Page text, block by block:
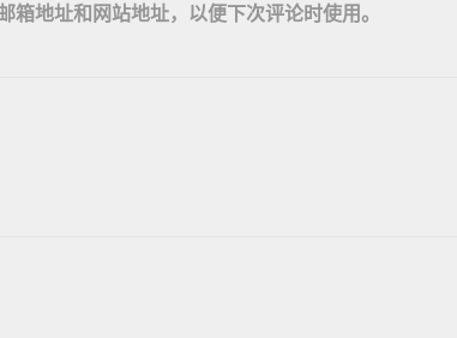
箱地址和网站地址，以便下次评论时使用。